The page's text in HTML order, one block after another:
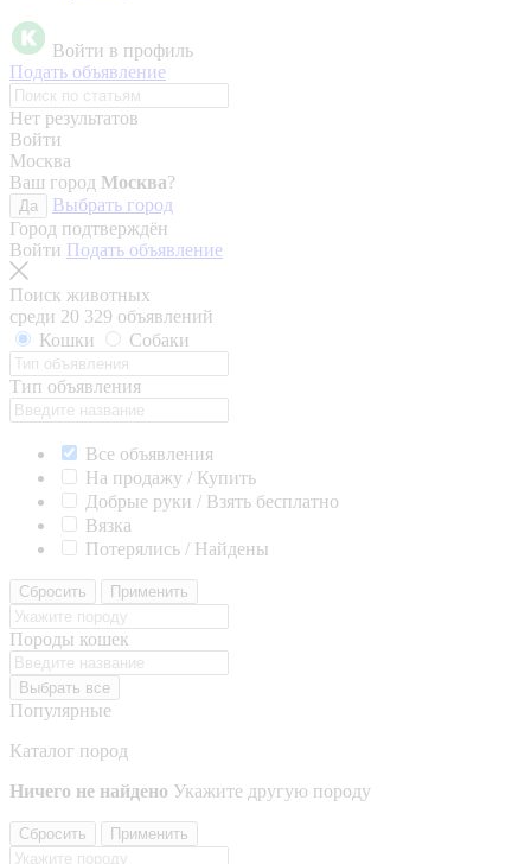
Войти в профиль
Подать объявление
Нет результатов
Войти
Москва
Ваш город Москва?
Да
Выбрать город
Город подтверждён
Войти Подать объявление
Поиск животных
среди 20 329 объявлений
Кошки
Собаки
Тип объявления
Все объявления
На продажу / Купить
Добрые руки / Взять бесплатно
Вязка
Потерялись / Найдены
Сбросить Применить
Породы кошек
Выбрать все
Популярные
Каталог пород
Ничего не найдено Укажите другую породу
Сбросить Применить